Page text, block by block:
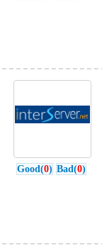
Good(0) Bad(0)